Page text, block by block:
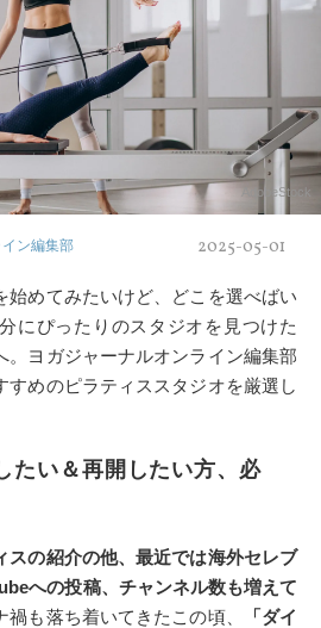
AdobeStock
ン編集部 2025-05-01
始めてみたいけど、どこを選べばい
にぴったりのスタジオを見つけた
。ヨガジャーナルオンライン編集部
すめのピラティススタジオを厳選し
たい＆再開したい方、必
スの紹介の他、最近では海外セレブ
への投稿、チャンネル数も増えて
禍も落ち着いてきたこの頃、
「ダイ